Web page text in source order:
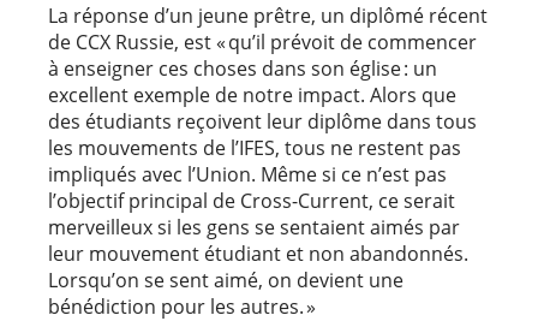
La réponse d’un jeune prêtre, un diplômé récent
de CCX Russie, est « qu’il prévoit de commencer
à enseigner ces choses dans son église : un
excellent exemple de notre impact. Alors que
des étudiants reçoivent leur diplôme dans tous
les mouvements de l’IFES, tous ne restent pas
impliqués avec l’Union. Même si ce n’est pas
l’objectif principal de Cross-Current, ce serait
merveilleux si les gens se sentaient aimés par
leur mouvement étudiant et non abandonnés.
Lorsqu’on se sent aimé, on devient une
bénédiction pour les autres. »